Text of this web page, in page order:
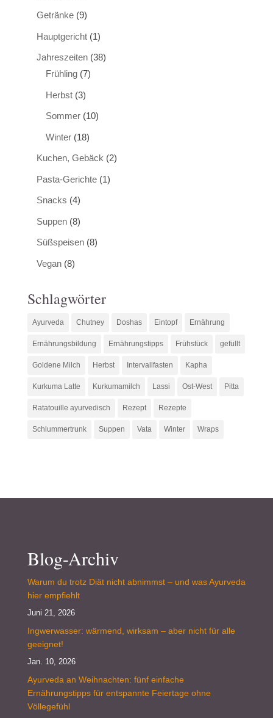
Getränke(9)
Hauptgericht(1)
Jahreszeiten(38)
Frühling(7)
Herbst(3)
Sommer(10)
Winter(18)
Kuchen, Gebäck (2)
Pasta-Gerichte(1)
Snacks (4)
Suppen(8)
Süßspeisen(8)
Vegan(8)
Schlagwörter
Ayurveda Chutney Doshas Eintopf Ernährung
Ernährungsbildung Ernährungstipps Frühstück gefüllt
Goldene Milch Herbst Intervallfasten Kapha
Kurkuma Latte Kurkumamilch Lassi Ost-West Pitta
Ratatouille ayurvedisch Rezept Rezepte
Schlummertrunk Suppen Vata Winter Wraps
Blog-Archiv
Warum du trotz Diät nicht abnimmst – und was Ayurveda
hier empfiehlt
Juni 21, 2026
Ingwerwasser: wärmend, wirksam – aber nicht für alle
geeignet!
Jan. 10, 2026
Ayurveda an Weihnachten: fünf einfache
Ernährungstipps für entspannte Feiertage ohne
Völlegefühl